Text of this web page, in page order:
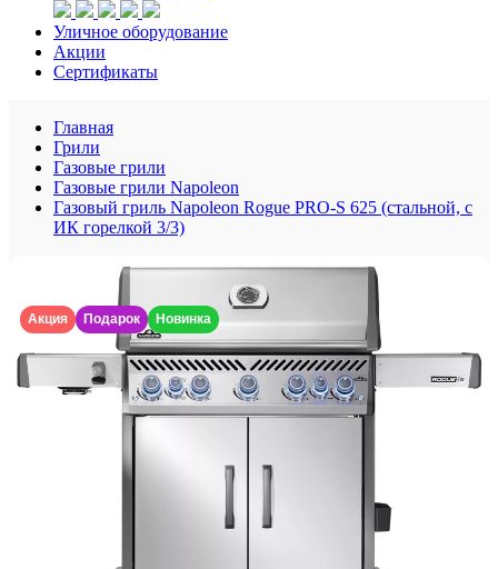
Уличное оборудование
Акции
Сертификаты
Главная
Грили
Газовые грили
Газовые грили Napoleon
Газовый гриль Napoleon Rogue PRO-S 625 (стальной, с
ИК горелкой 3/3)
Акция Подарок Новинка